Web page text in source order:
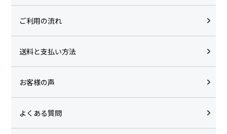
ご利用の流れ
送料と支払い方法
お客様の声
よくある質問